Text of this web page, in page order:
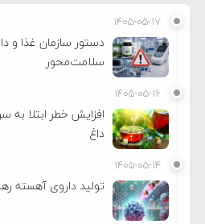
۱۴۰۵-۰۵-۱۷
سلامت‌محور
۱۴۰۵-۰۵-۱۶
افزایش خطر ابتلا به
داغ
۱۴۰۵-۰۵-۱۴
تولید داروی آهسته